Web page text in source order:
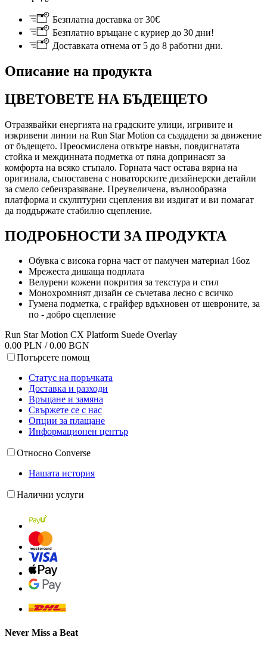
Безплатна доставка от 30€
Безплатно връщане с куриер до 30 дни!
Доставката отнема от 5 до 8 работни дни.
Описание на продукта
ЦВЕТОВЕТЕ НА БЪДЕЩЕТО
Отразявайки енергията на градските улици, игривите и
изкривени линии на Run Star Motion са създадени за движение
от бъдещето. Преосмислена отвътре навън, повдигнатата
стойка и междинната подметка от пяна допринасят за
комфорта на всяко стъпало. Горната част остава вярна на
оригинала, съпоставена с новаторските дизайнерски детайли
за смело себеизразяване. Преувеличена, вълнообразна
платформа и скулптурни сцепления ви издигат и ви помагат
да поддържате стабилно сцепление.
ПОДРОБНОСТИ ЗА ПРОДУКТА
Обувка с висока горна част от памучен материал 16oz
Мрежеста дишаща подплата
Велурени кожени покрития за текстура и стил
Монохромният дизайн се съчетава лесно с всичко
Гумена подметка, с грайфер вдъхновен от шевроните, за
по - добро сцепление
Run Star Motion CX Platform Suede Overlay
0.00 PLN / 0.00 BGN
Потърсете помощ
Статус на поръчката
Доставка и разходи
Връщане и замяна
Свържете се с нас
Опции за плащане
Информационен център
Относно Converse
Нашата история
Налични услуги
Never Miss a Beat